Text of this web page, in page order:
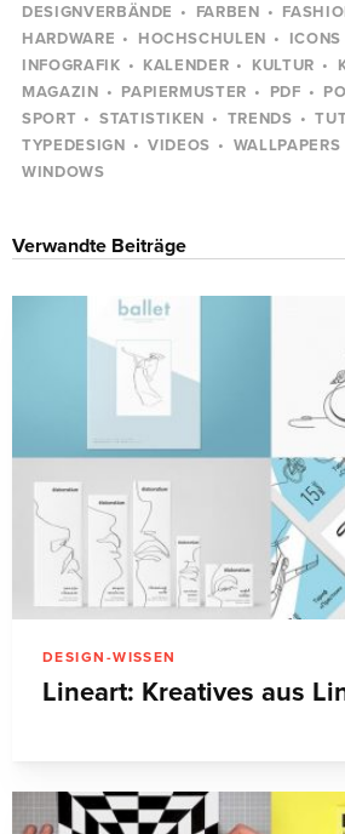
DESIGNVERBÄNDE
FARBEN
HARDWARE
HOCHSCHULEN ICONS
INFOGRAFIK
KALENDER KULTUR
MAGAZIN
PAPIERMUSTER PDF
SPORT
STATISTIKEN TRENDS
TYPEDESIGN
VIDEOS WALLPAPERS
WINDOWS
Verwandte Beiträge
DESIGN-WISSEN
Lineart: Kreatives aus